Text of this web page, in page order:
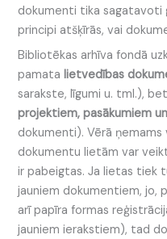
dokumenti tika sagatavoti
principi atšķīrās, vai
Bibliotēkas arhīva fondā
pamatalietvedības
sarakste, līgumi u. tml.),
projektiem, pasākumiem
dokumenti). Vērā ņemams
dokumentu lietām var
ir pabeigtas. Ja lietas tiek
jauniem dokumentiem, jo,
arī papīra formas
jauniem ierakstiem), tad